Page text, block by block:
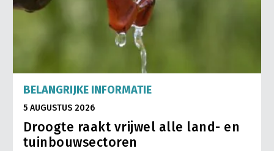
BELANGRIJKE INFORMATIE
5 AUGUSTUS 2026
Droogte raakt vrijwel alle land- en
tuinbouwsectoren